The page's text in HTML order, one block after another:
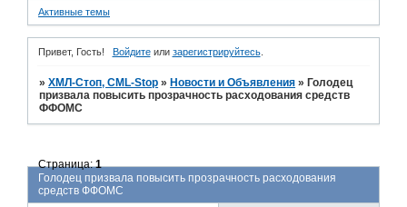
Активные темы
Привет, Гость! Войдитеили зарегистрируйтесь.
»ХМЛ-Стоп, CML-Stop » Новости и Объявления » Голодец
призвала повысить прозрачность расходования средств
ФФОМС
Голодец призвала повысить прозрачность расходования
средств ФФОМС
Страница:1